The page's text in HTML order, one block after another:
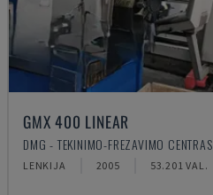
GMX 400 LINEAR
DMG - TEKINIMO-FREZAVIMO CENTRAS
LENKIJA 2005 53.201 VAL.